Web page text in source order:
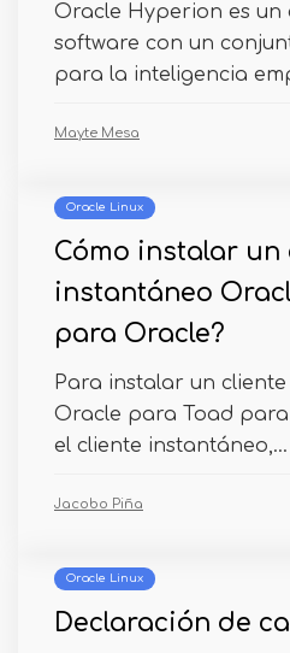
Oracle Hyperion es un
software con un
para la inteligencia
Mayte Mesa
Oracle Linux
Cómo instalar un
instantáneo
para Oracle?
Para instalar un
Oracle para Toad
el cliente instantáneo,...
Jacobo Piña
Oracle Linux
Declaración de